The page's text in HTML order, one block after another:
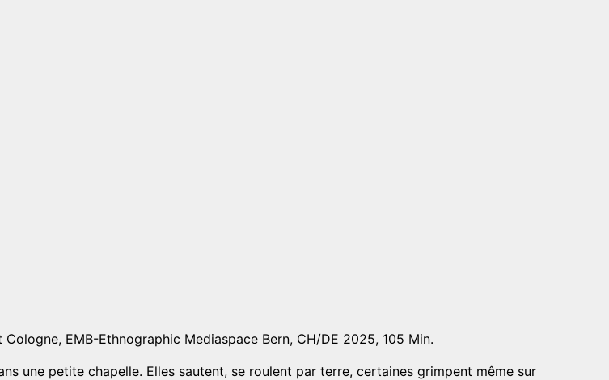
EMB-Ethnographic Mediaspace Bern, CH/DE 2025, 105 Min.
une petite chapelle. Elles sautent, se roulent par terre, certaines grimpent même sur